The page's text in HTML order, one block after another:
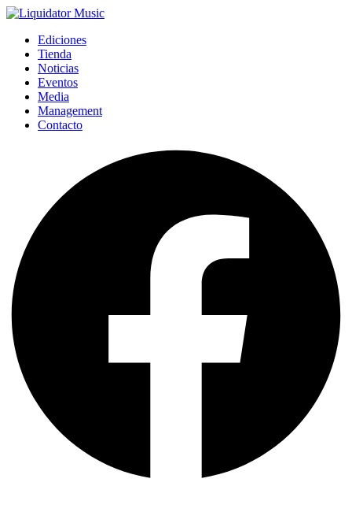
Ediciones
Tienda
Noticias
Eventos
Media
Management
Contacto